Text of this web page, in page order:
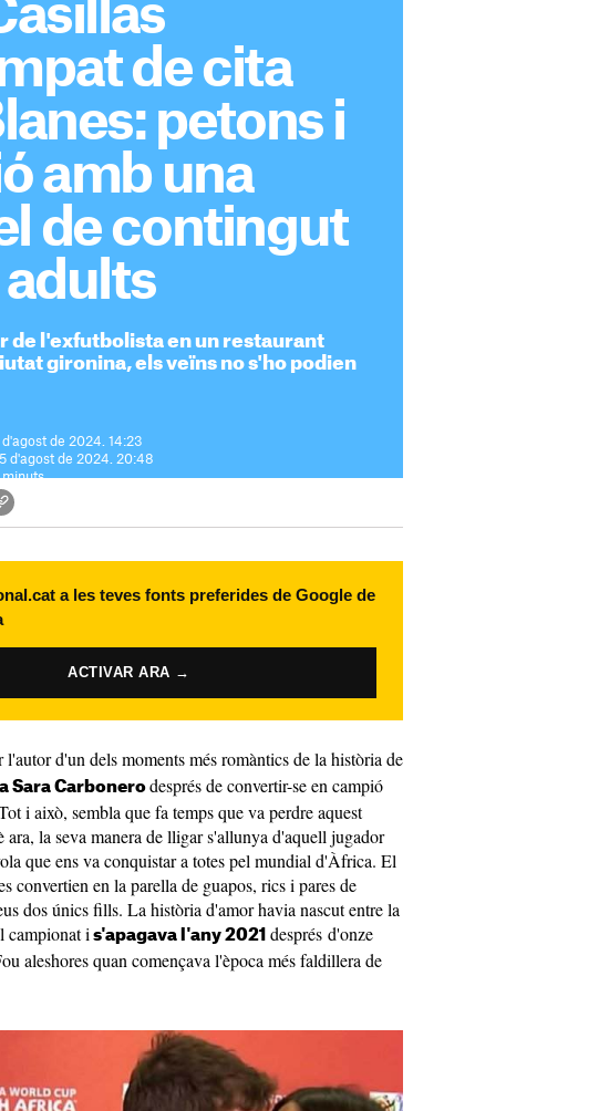
de cita
petons i
amb una
de contingut
adults
de l'exfutbolista en un restaurant
gironina, els veïns no s'ho podien
de 2024. 14:23
d'agost de 2024. 20:48
minuts
a les teves fonts preferides de Google de
ACTIVAR ARA →
l'autor d'un dels moments més romàntics de la història de
Sara Carbonero després de convertir-se en campió
i això, sembla que fa temps que va perdre aquest
ara, la seva manera de lligar s'allunya d'aquell jugador
que ens va conquistar a totes pel mundial d'Àfrica. El
convertien en la parella de guapos, rics i pares de
dos únics fills. La història d'amor havia nascut entre la
campionat i s'apagava l'any 2021 després d'onze
aleshores quan començava l'època més faldillera de